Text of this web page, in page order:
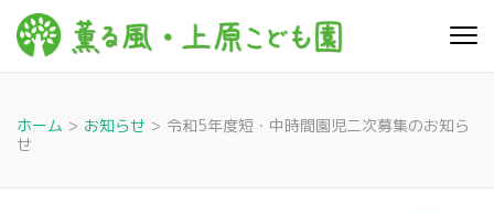
原こど
心豊かに 明るく す
ホーム > お知らせ > 令和5年度短・中時間園児二次募集のお知ら
せ